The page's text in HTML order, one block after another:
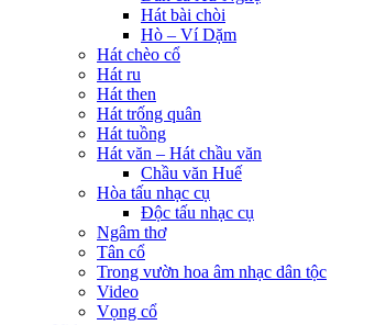
Hát bài chòi
Hò – Ví Dặm
Hát chèo cổ
Hát ru
Hát then
Hát trống quân
Hát tuồng
Hát văn – Hát chầu văn
Chầu văn Huế
Hòa tấu nhạc cụ
Độc tấu nhạc cụ
Ngâm thơ
Tân cổ
Trong vườn hoa âm nhạc dân tộc
Video
Vọng cổ